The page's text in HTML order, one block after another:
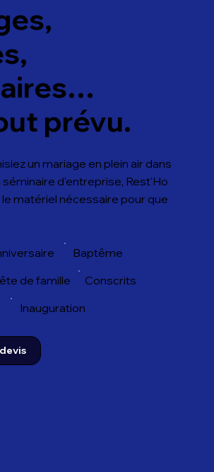
prévu.
un mariage en plein air dans
séminaire d'entreprise, Rest'Ho
matériel nécessaire pour que
Baptême
de famille
Conscrits
Inauguration